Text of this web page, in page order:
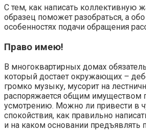
С тем, как написать коллективную
образец поможет разобраться, а
особенностях подачи обращения
Право имею!
В многоквартирных домах
который достает окружающих –
громко музыку, мусорит на
распоряжается общим имуществом
усмотрению. Можно ли привести в
спокойствия, как правильно
и на каком основании предъявлять